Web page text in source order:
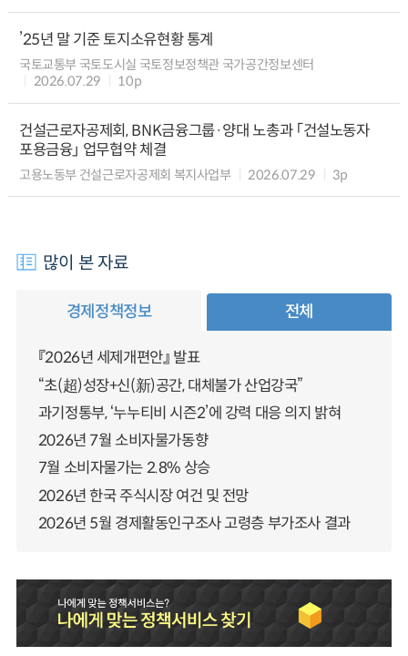
’25년 말 기준 토지소유현황 통계
국토교통부 국토도시실 국토정보정책관 국가공간정보센터
2026.07.29
10p
건설근로자공제회, BNK금융그룹·양대 노총과 「건설노동자
포용금융」 업무협약 체결
고용노동부 건설근로자공제회 복지사업부 2026.07.29 3p
많이 본 자료
경제정책정보 전체
『2026년 세제개편안』 발표
“초(超)성장+신(新)공간, 대체불가 산업강국”
과기정통부, ‘누누티비 시즌2’에 강력 대응 의지 밝혀
2026년 7월 소비자물가동향
7월 소비자물가는 2.8% 상승
2026년 한국 주식시장 여건 및 전망
2026년 5월 경제활동인구조사 고령층 부가조사 결과